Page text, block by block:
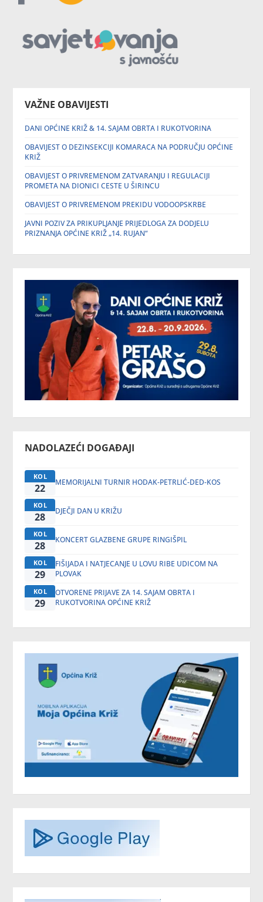
VAŽNE OBAVIJESTI
DANI OPĆINE KRIŽ & 14. SAJAM OBRTA I RUKOTVORINA
OBAVIJEST O DEZINSEKCIJI KOMARACA NA PODRUČJU OPĆINE
KRIŽ
OBAVIJEST O PRIVREMENOM ZATVARANJU I REGULACIJI
PROMETA NA DIONICI CESTE U ŠIRINCU
OBAVIJEST O PRIVREMENOM PREKIDU VODOOPSKRBE
JAVNI POZIV ZA PRIKUPLJANJE PRIJEDLOGA ZA DODJELU
PRIZNANJA OPĆINE KRIŽ „14. RUJAN“
NADOLAZEĆI DOGAĐAJI
KOL
22 MEMORIJALNI TURNIR HODAK-PETRLIĆ-DED-KOS
KOL
28 DJEČJI DAN U KRIŽU
KOL
28 KONCERT GLAZBENE GRUPE RINGIŠPIL
KOL
29
FIŠIJADA I NATJECANJE U LOVU RIBE UDICOM NA
PLOVAK
KOL
29
OTVORENE PRIJAVE ZA 14. SAJAM OBRTA I
RUKOTVORINA OPĆINE KRIŽ